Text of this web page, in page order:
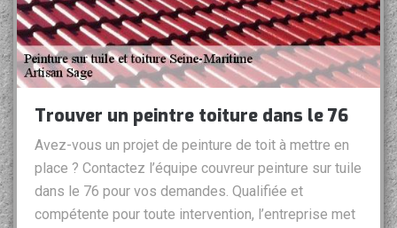
Trouver un peintre toiture dans le 76
Avez-vous un projet de peinture de toit à mettre en
place ? Contactez l’équipe couvreur peinture sur tuile
dans le 76 pour vos demandes. Qualifiée et
compétente pour toute intervention, l’entreprise met